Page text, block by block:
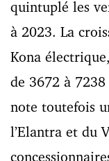
quintuplé les
à 2023. La
Kona
de 3672 à
note toutefois
l’Elantra et du